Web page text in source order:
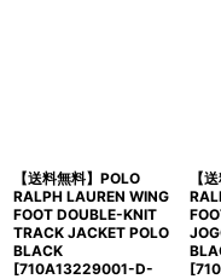
【送料無料】POLO
RALPH LAUREN WING
FOOT DOUBLE-KNIT
TRACK JACKET POLO
BLACK
[710A13229001-D-
【
[